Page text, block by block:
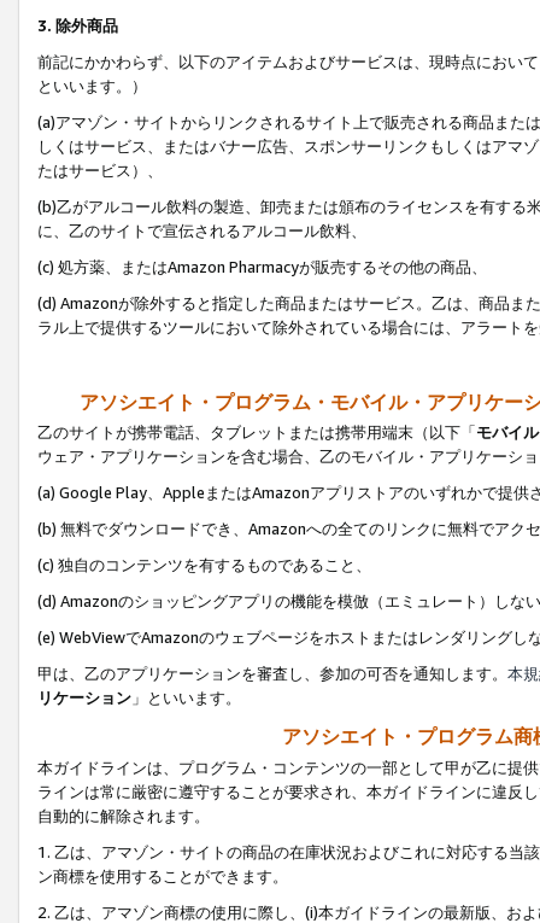
3. 除外商品
前記にかかわらず、以下のアイテムおよびサービスは、現時点におい
といいます。）
(a)アマゾン・サイトからリンクされるサイト上で販売される商品ま
しくはサービス、またはバナー広告、スポンサーリンクもしくはアマ
たはサービス）、
(b)乙がアルコール飲料の製造、卸売または頒布のライセンスを有す
に、乙のサイトで宣伝されるアルコール飲料、
(c) 処方薬、またはAmazon Pharmacyが販売するその他の商品、
(d) Amazonが除外すると指定した商品またはサービス。乙は、商品ま
ラル上で提供するツールにおいて除外されている場合には、アラート
アソシエイト・プログラム・モバイル・アプリケー
乙のサイトが携帯電話、タブレットまたは携帯用端末（以下「モバイ
ウェア・アプリケーションを含む場合、乙のモバイル・アプリケーシ
(a) Google Play、AppleまたはAmazonアプリストアのいずれかで提供
(b) 無料でダウンロードでき、Amazonへの全てのリンクに無料でアク
(c) 独自のコンテンツを有するものであること、
(d) Amazonのショッピングアプリの機能を模倣（エミュレート）しな
(e) WebViewでAmazonのウェブページをホストまたはレンダリングし
甲は、乙のアプリケーションを審査し、参加の可否を通知します。 本
リケーション 」といいます。
アソシエイト・プログラム
本ガイドラインは、プログラム・コンテンツの一部として甲が乙に提
ラインは常に厳密に遵守することが要求され、本ガイドラインに違反
自動的に解除されます。
1. 乙は、アマゾン・サイトの商品の在庫状況およびこれに対応する
ン商標を使用することができます。
2. 乙は、アマゾン商標の使用に際し、(i)本ガイドラインの最新版、お